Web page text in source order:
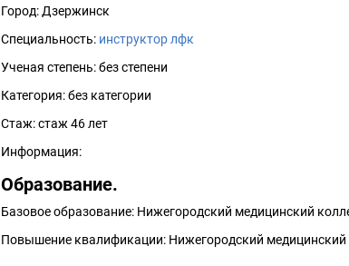
Город: Дзержинск
Специальность: инструктор лфк
Ученая степень:без степени
Категория:без категории
Стаж:стаж 46 лет
Информация:
Образование.
Базовое образование: Нижегородский медицинский
Повышение квалификации: Нижегородский медицинский